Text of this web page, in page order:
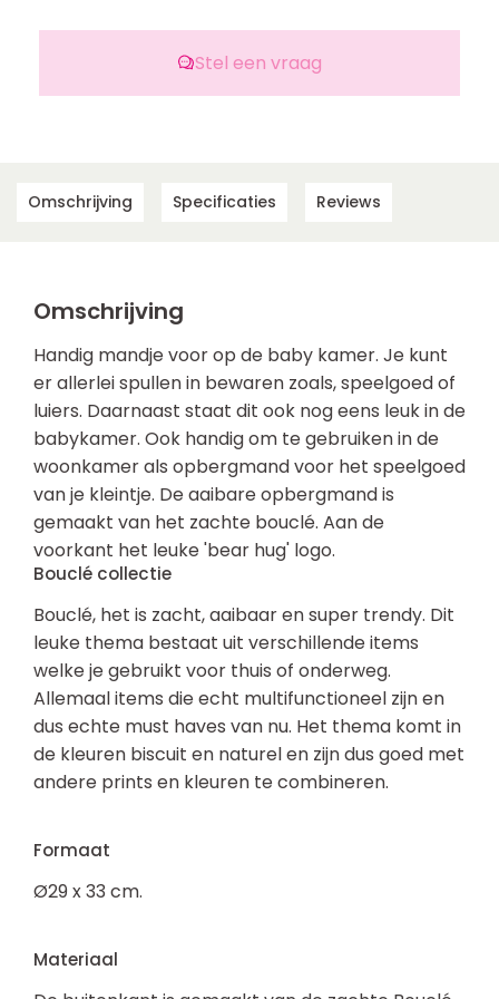
Stel een vraag
Omschrijving Specificaties Reviews
Omschrijving
Handig mandje voor op de baby kamer. Je kunt
er allerlei spullen in bewaren zoals, speelgoed of
luiers. Daarnaast staat dit ook nog eens leuk in de
babykamer. Ook handig om te gebruiken in de
woonkamer als opbergmand voor het speelgoed
van je kleintje. De aaibare opbergmand is
gemaakt van het zachte bouclé. Aan de
voorkant het leuke 'bear hug' logo.
Bouclé collectie
Bouclé, het is zacht, aaibaar en super trendy. Dit
leuke thema bestaat uit verschillende items
welke je gebruikt voor thuis of onderweg.
Allemaal items die echt multifunctioneel zijn en
dus echte must haves van nu. Het thema komt in
de kleuren biscuit en naturel en zijn dus goed met
andere prints en kleuren te combineren.
Formaat
Ø29 x 33 cm.
Materiaal